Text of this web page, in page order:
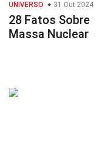
UNIVERSO 31 Out 2024
28 Fatos Sobre
Massa Nuclear